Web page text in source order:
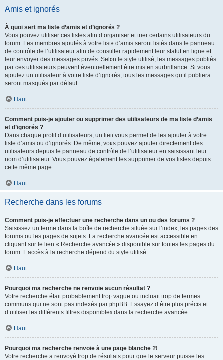
Amis et ignorés
À quoi sert ma liste d’amis et d’ignorés ?
Vous pouvez utiliser ces listes afin d’organiser et trier certains utilisateurs du
forum. Les membres ajoutés à votre liste d’amis seront listés dans le panneau
de contrôle de l’utilisateur afin de consulter rapidement leur statut en ligne et
leur envoyer des messages privés. Selon le style utilisé, les messages publiés
par ces utilisateurs peuvent éventuellement être mis en surbrillance. Si vous
ajoutez un utilisateur à votre liste d’ignorés, tous les messages qu’il publiera
seront masqués par défaut.
Haut
Comment puis-je ajouter ou supprimer des utilisateurs de ma liste d’amis
et d’ignorés ?
Dans chaque profil d’utilisateurs, un lien vous permet de les ajouter à votre
liste d’amis ou d’ignorés. De même, vous pouvez ajouter directement des
utilisateurs depuis le panneau de contrôle de l’utilisateur en saisissant leur
nom d’utilisateur. Vous pouvez également les supprimer de vos listes depuis
cette même page.
Haut
Recherche dans les forums
Comment puis-je effectuer une recherche dans un ou des forums ?
Saisissez un terme dans la boîte de recherche située sur l’index, les pages des
forums ou les pages de sujets. La recherche avancée est accessible en
cliquant sur le lien « Recherche avancée » disponible sur toutes les pages du
forum. L’accès à la recherche dépend du style utilisé.
Haut
Pourquoi ma recherche ne renvoie aucun résultat ?
Votre recherche était probablement trop vague ou incluait trop de termes
communs qui ne sont pas indexés par phpBB. Essayez d’être plus précis et
d’utiliser les différents filtres disponibles dans la recherche avancée.
Haut
Pourquoi ma recherche renvoie à une page blanche ?!
Votre recherche a renvoyé trop de résultats pour que le serveur puisse les